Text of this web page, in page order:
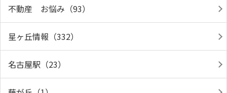
不動産 お悩み（93）
星ヶ丘情報（332）
名古屋駅（23）